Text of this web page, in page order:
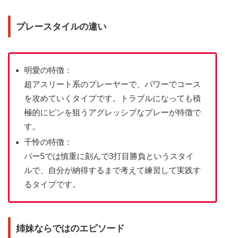
プレースタイルの違い
明愛の特徴：
超アスリート系のプレーヤーで、パワーでコース
を攻めていくタイプです。トラブルになっても積
極的にピンを狙うアグレッシブなプレーが特徴で
す。
千怜の特徴：
パー5では慎重に刻んで3打目勝負というスタイ
ルで、自分が納得するまで考えて練習して実践す
るタイプです。
姉妹ならではのエピソード